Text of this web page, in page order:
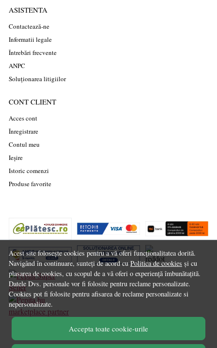
Acest site folosește cookies pentru a vă oferi funcționalitatea dorită.
Navigând în continuare, sunteți de acord cuPolitica de cookies și cu
plasarea de cookies, cu scopul de a vă oferi o experiență îmbunătațită.
Datele Dvs. personale vor fi folosite pentru reclame personalizate.
Cookies pot fi folosite pentru afisarea de reclame personalizate si
nepersonalizate.
Accepta toate cookie-urile
ASISTENTA
Contactează-ne
Informatii legale
Întrebări frecvente
ANPC
Soluționarea litigiilor
CONT CLIENT
Acces cont
Înregistrare
Contul meu
Ieșire
Istoric comenzi
Produse favorite
marketplace partner